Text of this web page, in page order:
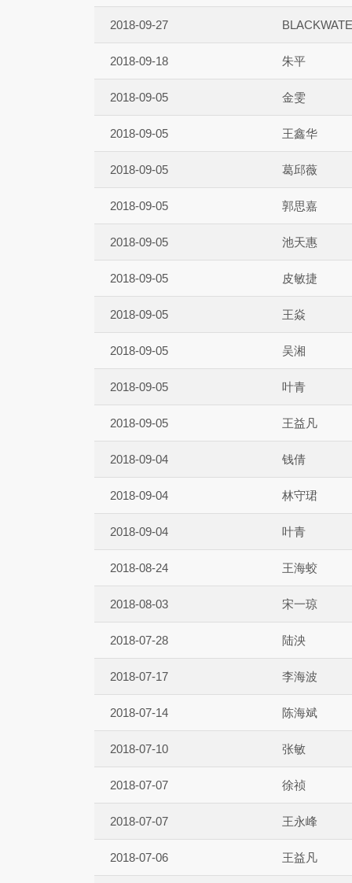
2018-09-27
2018-09-18 朱平
2018-09-05 金雯
2018-09-05 王鑫华
2018-09-05 葛邱薇
2018-09-05 郭思嘉
2018-09-05 池天惠
2018-09-05 皮敏捷
2018-09-05 王焱
2018-09-05 吴湘
2018-09-05 叶青
2018-09-05 王益凡
2018-09-04 钱倩
2018-09-04 林守珺
2018-09-04 叶青
2018-08-24 王海蛟
2018-08-03 宋一琼
2018-07-28 陆泱
2018-07-17 李海波
2018-07-14 陈海斌
2018-07-10 张敏
2018-07-07 徐祯
2018-07-07 王永峰
2018-07-06 王益凡